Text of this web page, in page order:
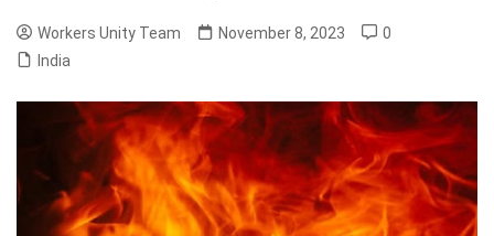
Workers Unity Team November 8, 2023
0
India